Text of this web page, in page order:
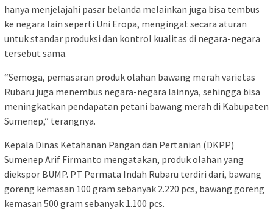
hanya menjelajahi pasar belanda melainkan juga bisa tembus
ke negara lain seperti Uni Eropa, mengingat secara aturan
untuk standar produksi dan kontrol kualitas di negara-negara
tersebut sama.
“Semoga, pemasaran produk olahan bawang merah varietas
Rubaru juga menembus negara-negara lainnya, sehingga bisa
meningkatkan pendapatan petani bawang merah di Kabupaten
Sumenep,” terangnya.
Kepala Dinas Ketahanan Pangan dan Pertanian (DKPP)
Sumenep Arif Firmanto mengatakan, produk olahan yang
diekspor BUMP. PT Permata Indah Rubaru terdiri dari, bawang
goreng kemasan 100 gram sebanyak 2.220 pcs, bawang goreng
kemasan 500 gram sebanyak 1.100 pcs.